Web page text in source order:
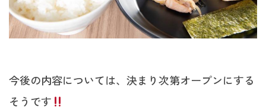
今後の内容については、決まり次第オープンにする
そうです